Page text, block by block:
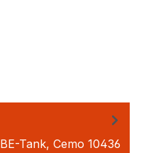
Tank, Cemo 10436